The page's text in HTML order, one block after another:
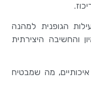
הגופנית למהנה
והחשיבה היצירתית
מה שמבטיח